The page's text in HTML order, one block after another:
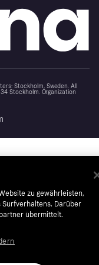
Stockholm, Sweden. All
Stockholm. Organization
zu gewährleisten,
Surfverhaltens. Darüber
übermittelt.